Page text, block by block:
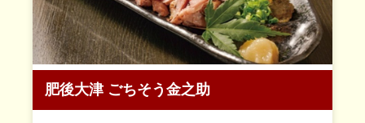
肥後大津 ごちそう金之助